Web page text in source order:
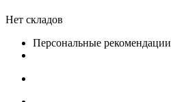
Нет складов
Персональные рекомендации